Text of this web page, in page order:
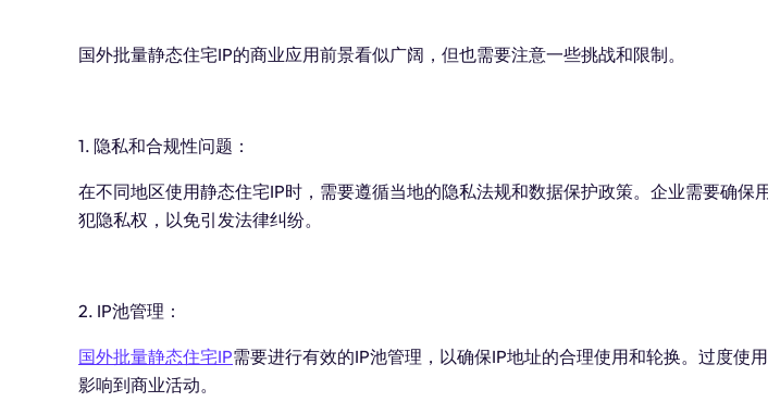
国外批量静态住宅IP的商业应用前景看似广阔，但也需要注意一些挑战和限制。
1. 隐私和合规性问题：
在不同地区使用静态住宅IP时，需要遵循当地的隐私法规和数据保护政策。企业需要确保
犯隐私权，以免引发法律纠纷。
2. IP池管理：
国外批量静态住宅IP需要进行有效的IP池管理，以确保IP地址的合理使用和轮换。过度使
影响到商业活动。